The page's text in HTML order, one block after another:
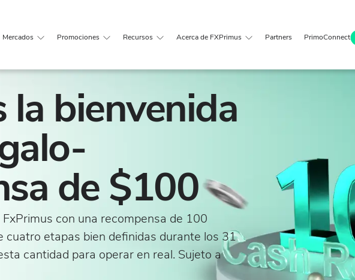
Mercados Promociones Recursos Acerca de FXPrimus Partners PrimoConnect
la bienvenida
de $100
con una recompensa de 100
cuatro etapas bien definidas durante los 31
cantidad para operar en real. Sujeto a